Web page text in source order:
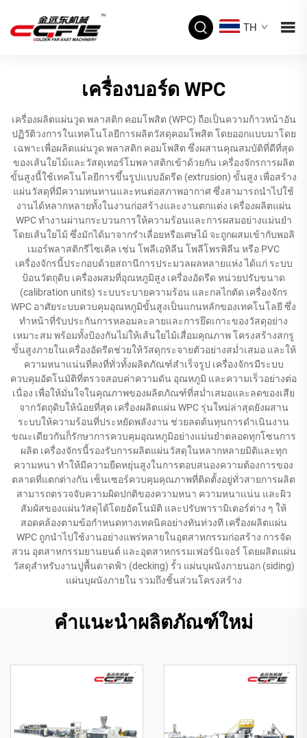
TH
เครื่องบอร์ด WPC
เครื่องผลิตแผ่นวูด พลาสติก คอมโพสิต (WPC) ถือเป็นความก้าวหน้าอัน
ปฏิวัติวงการในเทคโนโลยีการผลิตวัสดุคอมโพสิต โดยออกแบบมาโดย
เฉพาะเพื่อผลิตแผ่นวูด พลาสติก คอมโพสิต ซึ่งผสานคุณสมบัติที่ดีที่สุด
ของเส้นใยไม้และวัสดุเทอร์โมพลาสติกเข้าด้วยกัน เครื่องจักรการผลิต
ขั้นสูงนี้ใช้เทคโนโลยีการขึ้นรูปแบบอัดรีด (extrusion) ขั้นสูง เพื่อสร้าง
แผ่นวัสดุที่มีความทนทานและทนต่อสภาพอากาศ ซึ่งสามารถนำไปใช้
งานได้หลากหลายทั้งในงานก่อสร้างและงานตกแต่ง เครื่องผลิตแผ่น
WPC ทำงานผ่านกระบวนการให้ความร้อนและการผสมอย่างแม่นยำ
โดยเส้นใยไม้ ซึ่งมักได้มาจากรำเลื่อยหรือเศษไม้ จะถูกผสมเข้ากับพอลิ
เมอร์พลาสติกรีไซเคิล เช่น โพลีเอทิลีน โพลีโพรพิลีน หรือ PVC
เครื่องจักรนี้ประกอบด้วยสถานีการประมวลผลหลายแห่ง ได้แก่ ระบบ
ป้อนวัตถุดิบ เครื่องผสมที่อุณหภูมิสูง เครื่องอัดรีด หน่วยปรับขนาด
(calibration units) ระบบระบายความร้อน และกลไกตัด เครื่องจักร
WPC อาศัยระบบควบคุมอุณหภูมิขั้นสูงเป็นแกนหลักของเทคโนโลยี ซึ่ง
ทำหน้าที่รับประกันการหลอมละลายและการยึดเกาะของวัสดุอย่าง
เหมาะสม พร้อมทั้งป้องกันไม่ให้เส้นใยไม้เสื่อมคุณภาพ โครงสร้างสกรู
ขั้นสูงภายในเครื่องอัดรีดช่วยให้วัสดุกระจายตัวอย่างสม่ำเสมอ และให้
ความหนาแน่นที่คงที่ทั่วทั้งผลิตภัณฑ์สำเร็จรูป เครื่องจักรมีระบบ
ควบคุมอัตโนมัติที่ตรวจสอบค่าความดัน อุณหภูมิ และความเร็วอย่างต่อ
เนื่อง เพื่อให้มั่นใจในคุณภาพของผลิตภัณฑ์ที่สม่ำเสมอและลดของเสีย
จากวัตถุดิบให้น้อยที่สุด เครื่องผลิตแผ่น WPC รุ่นใหม่ล่าสุดยังผสาน
ระบบให้ความร้อนที่ประหยัดพลังงาน ช่วยลดต้นทุนการดำเนินงาน
ขณะเดียวกันก็รักษาการควบคุมอุณหภูมิอย่างแม่นยำตลอดทุกโซนการ
ผลิต เครื่องจักรนี้รองรับการผลิตแผ่นวัสดุในหลากหลายมิติและทุก
ความหนา ทำให้มีความยืดหยุ่นสูงในการตอบสนองความต้องการของ
ตลาดที่แตกต่างกัน เซ็นเซอร์ควบคุมคุณภาพที่ติดตั้งอยู่ทั่วสายการผลิต
สามารถตรวจจับความผิดปกติของความหนา ความหนาแน่น และผิว
สัมผัสของแผ่นวัสดุได้โดยอัตโนมัติ และปรับพารามิเตอร์ต่าง ๆ ให้
สอดคล้องตามข้อกำหนดทางเทคนิคอย่างทันท่วงที เครื่องผลิตแผ่น
WPC ถูกนำไปใช้งานอย่างแพร่หลายในอุตสาหกรรมก่อสร้าง การจัด
สวน อุตสาหกรรมยานยนต์ และอุตสาหกรรมเฟอร์นิเจอร์ โดยผลิตแผ่น
วัสดุสำหรับงานปูพื้นดาดฟ้า (decking) รั้ว แผ่นบุผนังภายนอก (siding)
แผ่นบุผนังภายใน รวมถึงชิ้นส่วนโครงสร้าง
คำแนะนำผลิตภัณฑ์ใหม่